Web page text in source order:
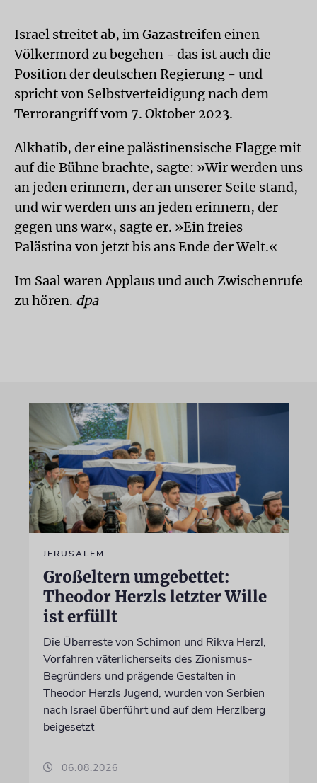
Israel streitet ab, im Gazastreifen einen
Völkermord zu begehen - das ist auch die
Position der deutschen Regierung - und
spricht von Selbstverteidigung nach dem
Terrorangriff vom 7. Oktober 2023.
Alkhatib, der eine palästinensische Flagge mit
auf die Bühne brachte, sagte: »Wir werden uns
an jeden erinnern, der an unserer Seite stand,
und wir werden uns an jeden erinnern, der
gegen uns war«, sagte er. »Ein freies
Palästina von jetzt bis ans Ende der Welt.«
Im Saal waren Applaus und auch Zwischenrufe
zu hören. dpa
JERUSALEM
Großeltern umgebettet:
Theodor Herzls letzter Wille
ist erfüllt
Die Überreste von Schimon und Rikva Herzl,
Vorfahren väterlicherseits des Zionismus-
Begründers und prägende Gestalten in
Theodor Herzls Jugend, wurden von Serbien
nach Israel überführt und auf dem Herzlberg
beigesetzt
06.08.2026